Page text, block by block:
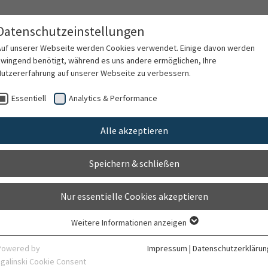
zu
29.01.2024 Allgemein
unserer Webseite werden Cookies verwendet. Einige davon werden
benötigt, während es uns andere ermöglichen, Ihre
auf unserer Webseite zu verbessern.
Essentiell Analytics & Performance
Alle akzeptieren
Speichern & schließen
Nur essentielle Cookies akzeptieren
Essentielle Cookies werden für grundlegende Funktionen der Webseite
benötigt. Dadurch ist gewährleistet, dass die Webseite einwandfrei
Weitere Informationen anzeigen
by
Cookie Consent
Impressum |